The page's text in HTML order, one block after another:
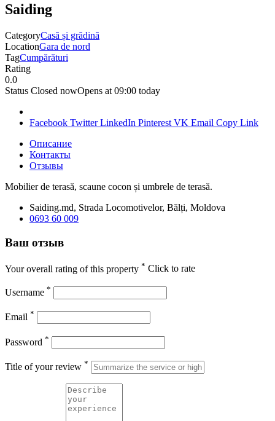
Saiding
CategoryCasă și grădină
LocationGara de nord
TagCumpărături
Rating
0.0
Status Closed nowOpens at 09:00 today
Facebook TwitterLinkedIn Pinterest VK Email Copy Link
Описание
Контакты
Отзывы
Mobilier de terasă, scaune cocon și umbrele de terasă.
Saiding.md, Strada Locomotivelor, Bălți, Moldova
0693 60 009
Ваш отзыв
Your overall rating of this property * Click to rate
Username *
Email *
Password *
Title of your review *